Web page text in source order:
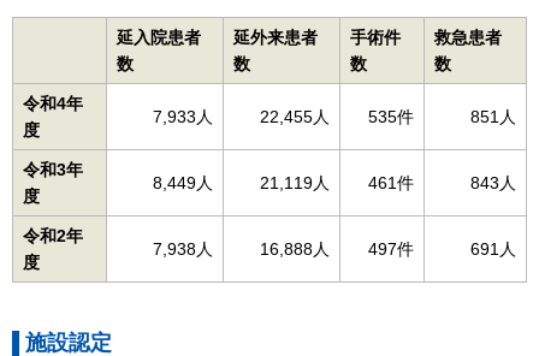
延入院患者
数
延外来患者
数
手術件
数
救急患者
数
令和4年
度
7,933人 22,455人 535件 851人
令和3年
度
8,449人 21,119人 461件 843人
令和2年
度
7,938人 16,888人 497件 691人
施設認定